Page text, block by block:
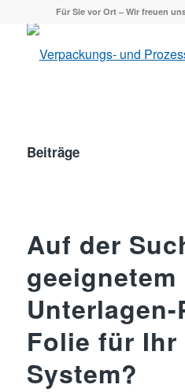
Für Sie vor Ort – Wir freuen
Beiträge
Auf der
geeignetem
Folie für Ihr
System?